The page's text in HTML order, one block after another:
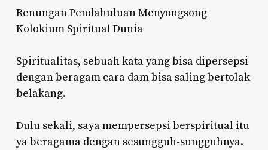
Renungan Pendahuluan Menyongsong
Kolokium Spiritual Dunia
Spiritualitas, sebuah kata yang bisa dipersepsi
dengan beragam cara dam bisa saling bertolak
belakang.
Dulu sekali, saya mempersepsi berspiritual itu
ya beragama dengan sesungguh-sungguhnya.